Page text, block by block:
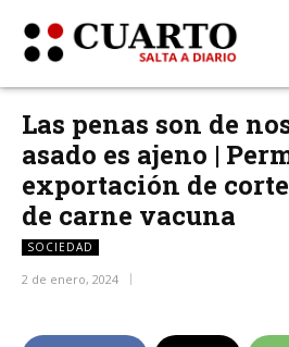
Las penas son de
asado es ajeno |
exportación de
de carne vacuna
SOCIEDAD
2 de enero, 2024